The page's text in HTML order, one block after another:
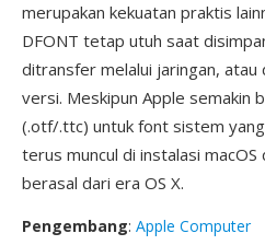
merupakan kekuatan praktis
DFONT tetap utuh saat
ditransfer melalui jaringan,
versi. Meskipun Apple semakin
(.otf/.ttc) untuk font sistem
terus muncul di instalasi
berasal dari era OS X.
Pengembang: Apple Computer